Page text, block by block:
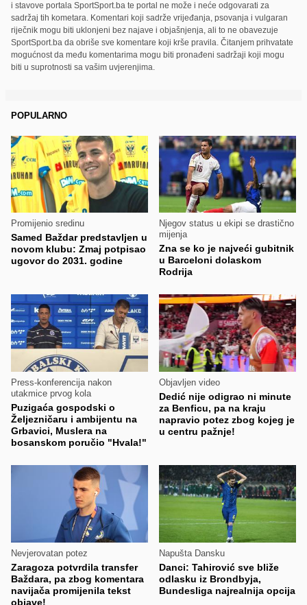
i stavove portala SportSport.ba te portal ne može i neće odgovarati za
sadržaj tih kometara. Komentari koji sadrže vrijeđanja, psovanja i vulgaran
riječnik mogu biti uklonjeni bez najave i objašnjenja, ali to ne obavezuje
SportSport.ba da obriše sve komentare koji krše pravila. Čitanjem prihvatate
mogućnost da među komentarima mogu biti pronađeni sadržaji koji mogu
biti u suprotnosti sa vašim uvjerenjima.
POPULARNO
Promijenio sredinu
Samed Baždar predstavljen u
novom klubu: Zmaj potpisao
ugovor do 2031. godine
Njegov status u ekipi se drastično
mijenja
Zna se ko je najveći gubitnik
u Barceloni dolaskom
Rodrija
Press-konferencija nakon
utakmice prvog kola
Puzigaća gospodski o
Željezničaru i ambijentu na
Grbavici, Muslera na
bosanskom poručio "Hvala!"
Objavljen video
Dedić nije odigrao ni minute
za Benficu, pa na kraju
napravio potez zbog kojeg je
u centru pažnje!
Nevjerovatan potez
Zaragoza potvrdila transfer
Baždara, pa zbog komentara
navijača promijenila tekst
objave!
Napušta Dansku
Danci: Tahirović sve bliže
odlasku iz Brondbyja,
Bundesliga najrealnija opcija